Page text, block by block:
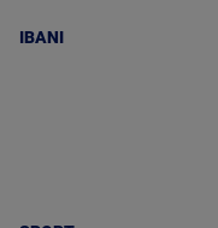
IBANI